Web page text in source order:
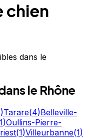
chien
dans le
le Rhône
)Tarare(4)Belleville-
1)Oullins-Pierre-
(1)Villeurbanne(1)